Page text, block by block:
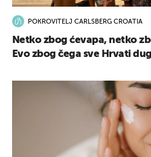
POKROVITELJ CARLSBERG CROATIA
Netko zbog ćevapa, netko
Evo zbog čega sve Hrvati